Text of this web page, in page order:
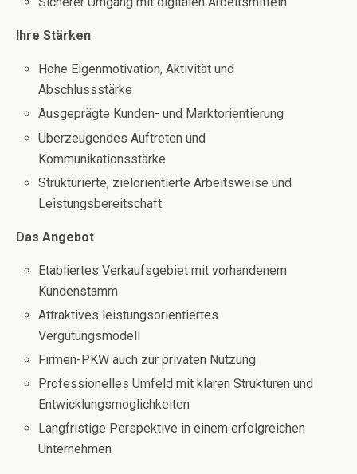
Ihre Stärken
Hohe Eigenmotivation, Aktivität und
Abschlussstärke
Ausgeprägte Kunden- und Marktorientierung
Überzeugendes Auftreten und
Kommunikationsstärke
Strukturierte, zielorientierte Arbeitsweise und
Leistungsbereitschaft
Das Angebot
Etabliertes Verkaufsgebiet mit vorhandenem
Kundenstamm
Attraktives leistungsorientiertes
Vergütungsmodell
Firmen-PKW auch zur privaten Nutzung
Professionelles Umfeld mit klaren Strukturen und
Entwicklungsmöglichkeiten
Langfristige Perspektive in einem erfolgreichen
Unternehmen